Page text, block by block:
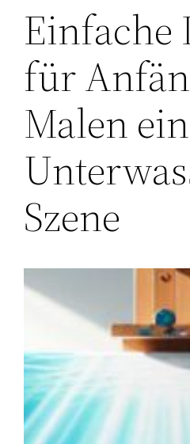
Einfache
für
Malen
Szene